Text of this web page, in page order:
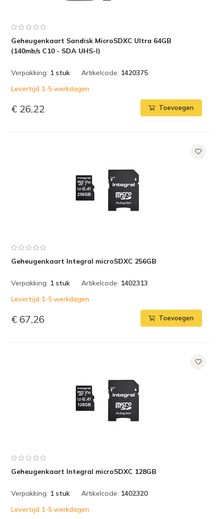
Geheugenkaart Sandisk MicroSDXC Ultra 64GB
(140mb/s C10 - SDA UHS-I)
Verpakking: 1 stuk Artikelcode: 1420375
Levertijd 1-5 werkdagen
€ 26,22 Toevoegen
Geheugenkaart Integral microSDXC 256GB
Verpakking: 1 stuk Artikelcode: 1402313
Levertijd 1-5 werkdagen
€ 67,26 Toevoegen
Geheugenkaart Integral microSDXC 128GB
Verpakking: 1 stuk Artikelcode: 1402320
Levertijd 1-5 werkdagen